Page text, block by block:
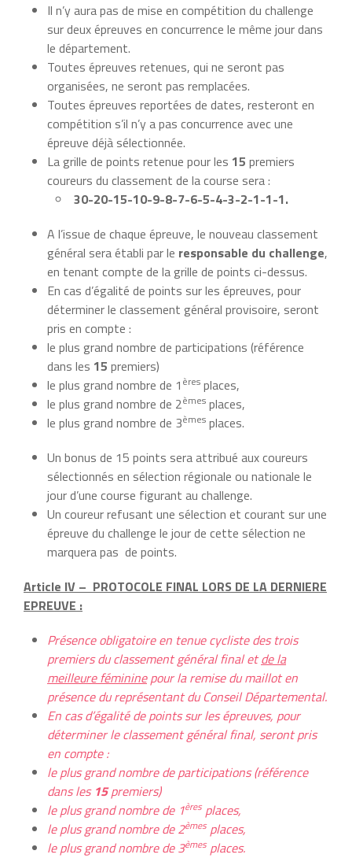
Il n’y aura pas de mise en compétition du challenge
sur deux épreuves en concurrence le même jour dans
le département.
Toutes épreuves retenues, qui ne seront pas
organisées, ne seront pas remplacées.
Toutes épreuves reportées de dates, resteront en
compétition s’il n’y a pas concurrence avec une
épreuve déjà sélectionnée.
La grille de points retenue pour les 15 premiers
coureurs du classement de la course sera :
30-20-15-10-9-8-7-6-5-4-3-2-1-1-1.
A l’issue de chaque épreuve, le nouveau classement
général sera établi par le responsable du challenge,
en tenant compte de la grille de points ci-dessus.
En cas d’égalité de points sur les épreuves, pour
déterminer le classement général provisoire, seront
pris en compte :
le plus grand nombre de participations (référence
dans les 15 premiers)
le plus grand nombre de 1 ères places,
le plus grand nombre de 2èmes places,
le plus grand nombre de 3èmes places.
Un bonus de 15 points sera attribué aux coureurs
sélectionnés en sélection régionale ou nationale le
jour d’une course figurant au challenge.
Un coureur refusant une sélection et courant sur une
épreuve du challenge le jour de cette sélection ne
marquera pas de points.
Article IV – PROTOCOLE FINAL LORS DE LA DERNIERE
EPREUVE :
Présence obligatoire en tenue cycliste des trois
premiers du classement général final etde la
meilleure fémininepour la remise du maillot en
présence du représentant du ConseilDépartemental.
En cas d’égalité de points sur les épreuves, pour
déterminer le classement général final, seront pris
en compte :
le plus grand nombre de participations (référence
dans les 15premiers)
le plus grand nombre de 1èresplaces,
le plus grand nombre de 2èmesplaces,
le plus grand nombre de 3èmesplaces.